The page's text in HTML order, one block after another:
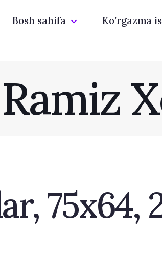
Bosh sahifa Ko’rgazma
Ramiz
75x64,